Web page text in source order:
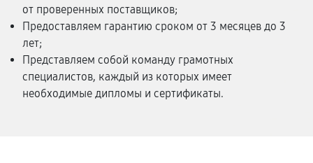
от проверенных поставщиков;
Предоставляем гарантию сроком от 3 месяцев до 3
лет;
Представляем собой команду грамотных
специалистов, каждый из которых имеет
необходимые дипломы и сертификаты.